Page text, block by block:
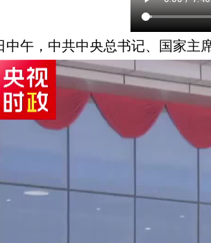
中午，中共中央总书记、国家主